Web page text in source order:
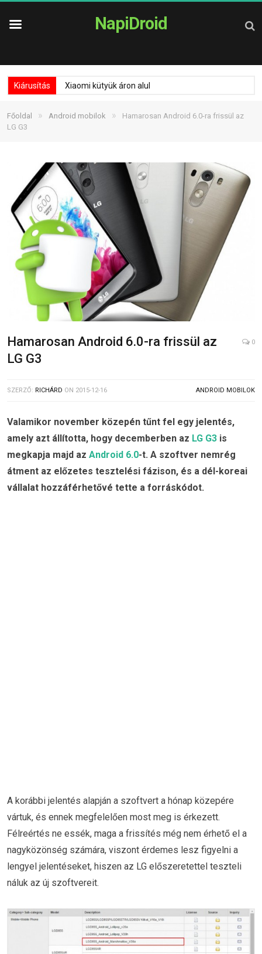
NapiDroid
Kiárusítás Xiaomi kütyük áron alul
Főoldal » Android mobilok »
Hamarosan Android 6.0-ra frissül az
LG G3
Hamarosan Android 6.0-ra frissül az
LG G3
0
SZERZŐ: RICHÁRD ON 2015-12-16 ANDROID MOBILOK
Valamikor november közepén tűnt fel egy jelentés,
amely azt állította, hogy decemberben az LG G3 is
megkapja majd az Android 6.0-t. A szoftver nemrég
átment az előzetes tesztelési fázison, és a dél-koreai
vállalat hozzáférhetővé tette a forráskódot.
A korábbi jelentés alapján a szoftvert a hónap közepére
vártuk, és ennek megfelelően most meg is érkezett.
Félreértés ne essék, maga a frissítés még nem érhető el a
nagyközönség számára, viszont érdemes lesz figyelni a
lengyel jelentéseket, hiszen az LG előszeretettel teszteli
náluk az új szoftvereit.